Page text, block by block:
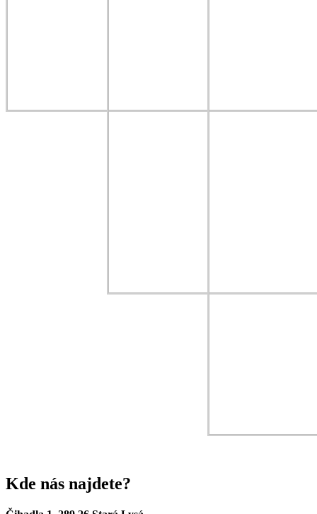
Kde nás najdete?